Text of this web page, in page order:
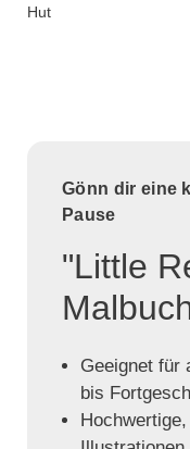
Hut
Gönn dir eine
Pause
"Little
Geeignet für
bis